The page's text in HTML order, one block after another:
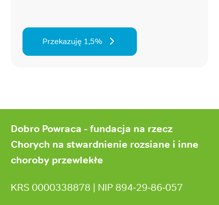
Przekazuję 1,5%
stronyDobro Powraca - fundacja na rzecz
Chorych na stwardnienie rozsiane i inne
choroby przewlekłe
KRS 0000338878 | NIP 894‑29‑86‑057